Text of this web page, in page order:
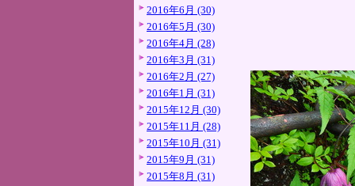
2016年6月 (30)
2016年5月 (30)
2016年4月 (28)
2016年3月 (31)
2016年2月 (27)
2016年1月 (31)
2015年12月 (30)
2015年11月 (28)
2015年10月 (31)
2015年9月 (31)
2015年8月 (31)